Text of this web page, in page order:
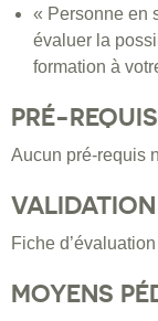
« Personne en
évaluer la
formation à
PRÉ-REQUIS
Aucun pré-requis
VALIDATION
Fiche
MOYENS